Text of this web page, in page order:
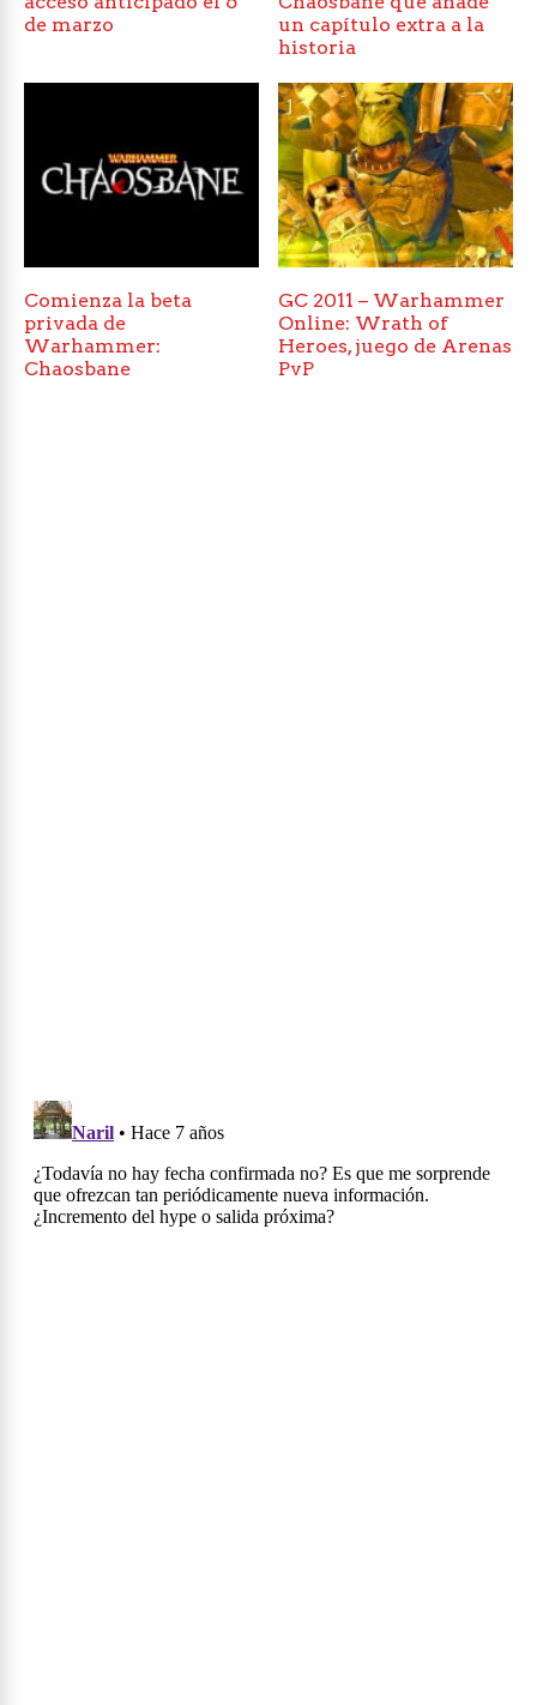
de marzo
un capítulo extra a la
historia
Comienza la beta
privada de
Warhammer:
Chaosbane
GC 2011 – Warhammer
Online: Wrath of
Heroes, juego de Arenas
PvP